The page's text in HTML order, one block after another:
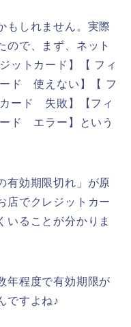
もしれません。実際
ので、まず、ネット
ットカード】【 フィ
ド 使えない】【 フ
ード 失敗】【フィ
ド エラー】という
有効期限切れ」が原
店でクレジットカー
いることが分かりま
年程度で有効期限が
ですよね♪